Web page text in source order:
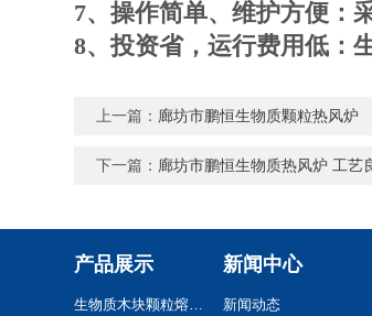
7、操作简单、维护方便：
8、投资省，运行费用低：
上一篇： 廊坊市鹏恒生物质颗粒热风炉
下一篇： 廊坊市鹏恒生物质热风炉 工艺
产品展示
生物质木块颗粒熔铝炉
新闻中心
新闻动态